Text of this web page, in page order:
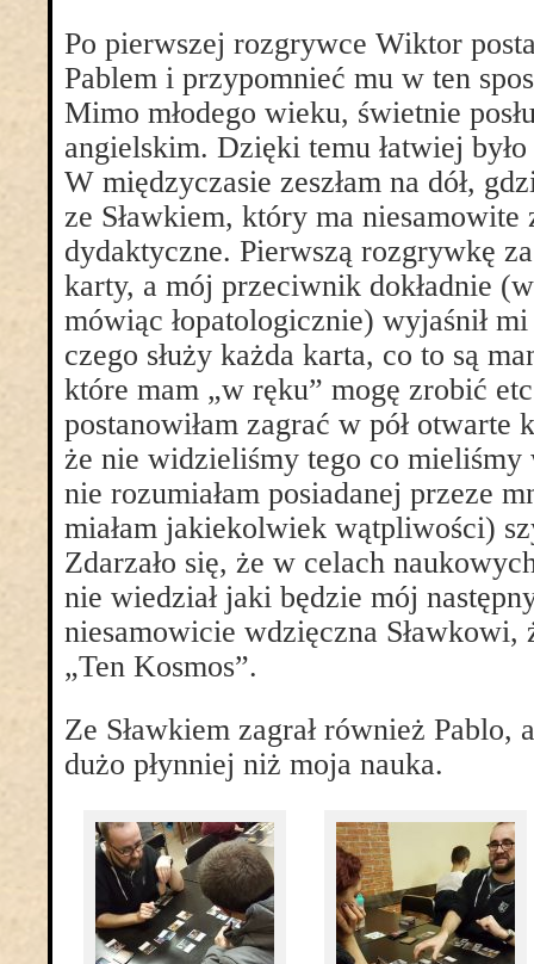
Po pierwszej rozgrywce Wiktor
Pablem i przypomnieć mu w ten
Mimo młodego wieku, świetnie
angielskim. Dzięki temu łatwiej
W międzyczasie zeszłam na dół,
ze Sławkiem, który ma niesamowite
dydaktyczne. Pierwszą rozgrywkę
karty, a mój przeciwnik dokładnie
mówiąc łopatologicznie) wyjaśnił
czego służy każda karta, co to są
które mam „w ręku” mogę zrobić
postanowiłam zagrać w pół otwarte
że nie widzieliśmy tego co mieliśmy
nie rozumiałam posiadanej przeze
miałam jakiekolwiek wątpliwości)
Zdarzało się, że w celach
nie wiedział jaki będzie mój
niesamowicie wdzięczna Sławkowi,
„Ten Kosmos”.
Ze Sławkiem zagrał również Pablo,
dużo płynniej niż moja nauka.